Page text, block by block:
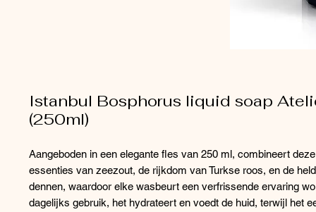
Istanbul Bosphorus liquid soap
(250ml)
Aangeboden in een elegante fles van 250 ml, combineert
essenties van zeezout, de rijkdom van Turkse roos, en de
dennen, waardoor elke wasbeurt een verfrissende ervaring
dagelijks gebruik, het hydrateert en voedt de huid, terwijl het